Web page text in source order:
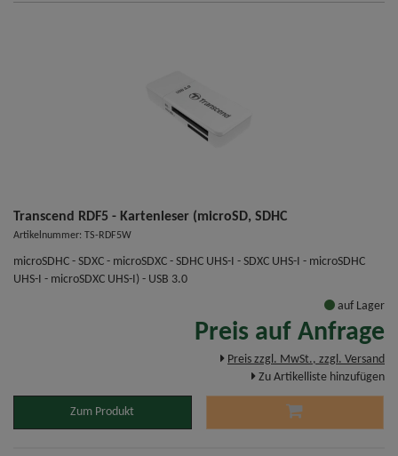
Transcend RDF5 - Kartenleser (microSD, SDHC
Artikelnummer: TS-RDF5W
microSDHC - SDXC - microSDXC - SDHC UHS-I - SDXC UHS-I - microSDHC
UHS-I - microSDXC UHS-I) - USB 3.0
auf Lager
Preis auf Anfrage
Preis zzgl. MwSt., zzgl. Versand
Zu Artikelliste hinzufügen
Zum Produkt